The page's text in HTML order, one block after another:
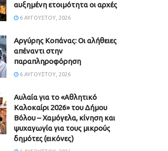
αυξημένη ετοιμότητα οι αρχές
6 ΑΥΓΟΎΣΤΟΥ, 2026
Aργύρης Κοπάνας: Οι αλήθειες
απέναντι στην
παραπληροφόρηση
6 ΑΥΓΟΎΣΤΟΥ, 2026
Αυλαία για το «Αθλητικό
Καλοκαίρι 2026» του Δήμου
Βόλου – Χαμόγελα, κίνηση και
ψυχαγωγία για τους μικρούς
δημότες (εικόνες)